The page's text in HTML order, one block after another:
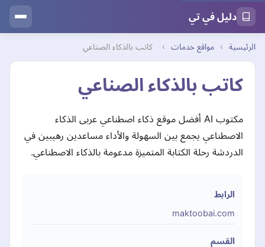
دليل في تي
الرئيسية › مواقع خدمات › كاتب بالذكاء الصناعي
كاتب بالذكاء الصناعي
مكتوب AI أفضل موقع ذكاء اصطناعي عربى الذكاء
الاصطناعي يجمع بين السهولة والأداء مساعدين رهيبين في
الدردشة رحلة الكتابة المتميزة مدعومة بالذكاء الاصطناعي.
الرابط
maktoobai.com
القسم